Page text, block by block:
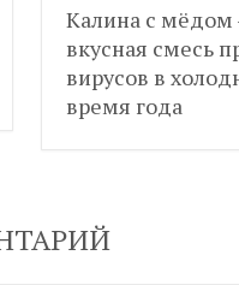
Калина с мёдом
вкусная смесь
вирусов в
время года